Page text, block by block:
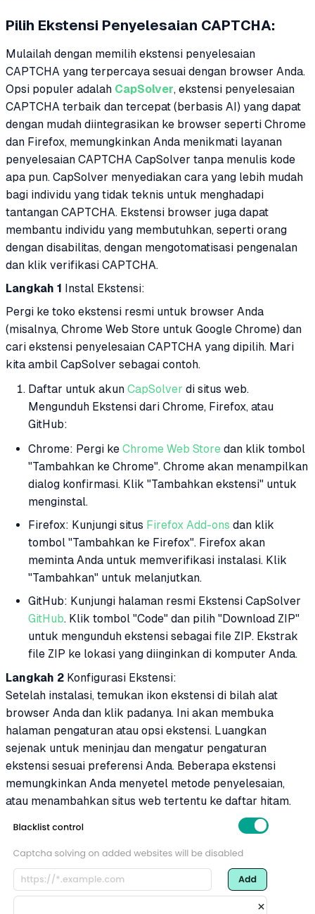
Pilih Ekstensi Penyelesaian CAPTCHA:
Mulailah dengan memilih ekstensi penyelesaian
CAPTCHA yang terpercaya sesuai dengan browser Anda.
Opsi populer adalah CapSolver, ekstensi penyelesaian
CAPTCHA terbaik dan tercepat (berbasis AI) yang dapat
dengan mudah diintegrasikan ke browser seperti Chrome
dan Firefox, memungkinkan Anda menikmati layanan
penyelesaian CAPTCHA CapSolver tanpa menulis kode
apa pun. CapSolver menyediakan cara yang lebih mudah
bagi individu yang tidak teknis untuk menghadapi
tantangan CAPTCHA. Ekstensi browser juga dapat
membantu individu yang membutuhkan, seperti orang
dengan disabilitas, dengan mengotomatisasi pengenalan
dan klik verifikasi CAPTCHA.
Langkah 1
Instal Ekstensi:
Pergi ke toko ekstensi resmi untuk browser Anda
(misalnya, Chrome Web Store untuk Google Chrome) dan
cari ekstensi penyelesaian CAPTCHA yang dipilih. Mari
kita ambil CapSolver sebagai contoh.
Daftar untuk akun CapSolver di situs web.
Mengunduh Ekstensi dari Chrome, Firefox, atau
GitHub:
Chrome: Pergi ke Chrome Web Store dan klik tombol
"Tambahkan ke Chrome". Chrome akan menampilkan
dialog konfirmasi. Klik "Tambahkan ekstensi" untuk
menginstal.
Firefox: Kunjungi situs Firefox Add-ons dan klik
tombol "Tambahkan ke Firefox". Firefox akan
meminta Anda untuk memverifikasi instalasi. Klik
"Tambahkan" untuk melanjutkan.
GitHub: Kunjungi halaman resmi Ekstensi CapSolver
GitHub. Klik tombol "Code" dan pilih "Download ZIP"
untuk mengunduh ekstensi sebagai file ZIP. Ekstrak
file ZIP ke lokasi yang diinginkan di komputer Anda.
Langkah 2 Konfigurasi Ekstensi:
Setelah instalasi, temukan ikon ekstensi di bilah alat
browser Anda dan klik padanya. Ini akan membuka
halaman pengaturan atau opsi ekstensi. Luangkan
sejenak untuk meninjau dan mengatur pengaturan
ekstensi sesuai preferensi Anda. Beberapa ekstensi
memungkinkan Anda menyetel metode penyelesaian,
atau menambahkan situs web tertentu ke daftar hitam.